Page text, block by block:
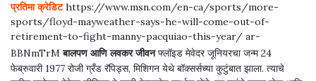
प्रतिमा क्रेडिटhttps://www.msn.com/en-ca/sports/more-
sports/floyd-mayweather-says-he-will-come-out-of-
retirement-to-fight-manny-pacquiao-this-year/ ar-
BBNmTrMमागील
पुढे
बालपण आणि लवकर जीवनफ्लॉइड मेवेदर जूनियरचा जन्म 24
फेब्रुवारी 1977 रोजी ग्रँड रॅपिड्स, मिशिगन येथे बॉक्सर्सच्या कुटुंबात झाला. त्याचे